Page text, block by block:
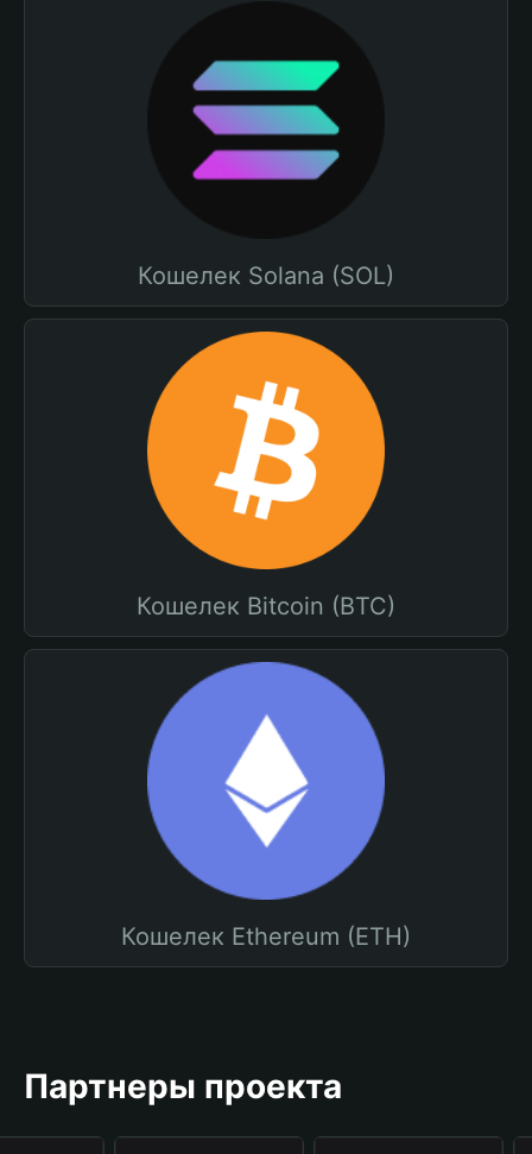
Кошелек Solana (SOL)
Кошелек Bitcoin (BTC)
Кошелек Ethereum (ETH)
Партнеры проекта